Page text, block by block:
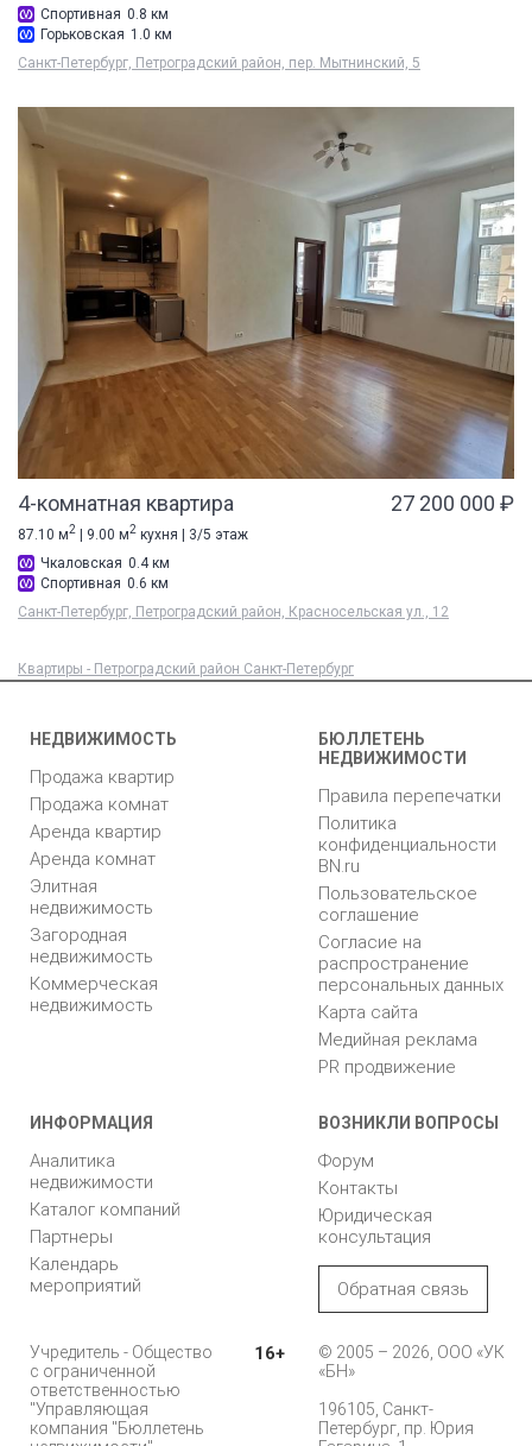
Спортивная 0.8 км
Горьковская 1.0 км
Санкт-Петербург, Петроградский район, пер. Мытнинский, 5
4-комнатная квартира 27 200 000 ₽
87.10 м2 | 9.00 м2 кухня | 3/5 этаж
Чкаловская 0.4 км
Спортивная 0.6 км
Санкт-Петербург, Петроградский район, Красносельская ул., 12
Квартиры - Петроградский район Санкт-Петербург
НЕДВИЖИМОСТЬ
Продажа квартир
Продажа комнат
Аренда квартир
Аренда комнат
Элитная
недвижимость
Загородная
недвижимость
Коммерческая
недвижимость
БЮЛЛЕТЕНЬ
НЕДВИЖИМОСТИ
Правила перепечатки
Политика
конфиденциальности
BN.ru
Пользовательское
соглашение
Согласие на
распространение
персональных данных
Карта сайта
Медийная реклама
PR продвижение
ИНФОРМАЦИЯ
Аналитика
недвижимости
Каталог компаний
Партнеры
Календарь
мероприятий
ВОЗНИКЛИ ВОПРОСЫ
Форум
Контакты
Юридическая
консультация
Обратная связь
Учредитель - Общество
с ограниченной
ответственностью
"Управляющая
компания "Бюллетень
16+
© 2005 – 2026, ООО «УК
«БН»
196105, Санкт-
Петербург, пр. Юрия